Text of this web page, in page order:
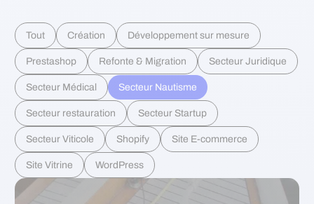
Création Développement sur mesure
Prestashop Refonte & Migration Secteur Juridique
Secteur Médical Secteur Nautisme
Secteur restauration Secteur Startup
Secteur Viticole Shopify Site E-commerce
Site Vitrine WordPress
Tout